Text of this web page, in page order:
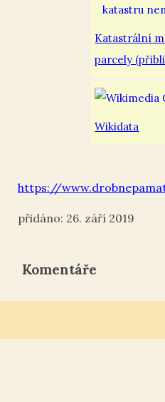
Katastrální
parcely
Wikidata
https://
26. září 2019
Komentáře